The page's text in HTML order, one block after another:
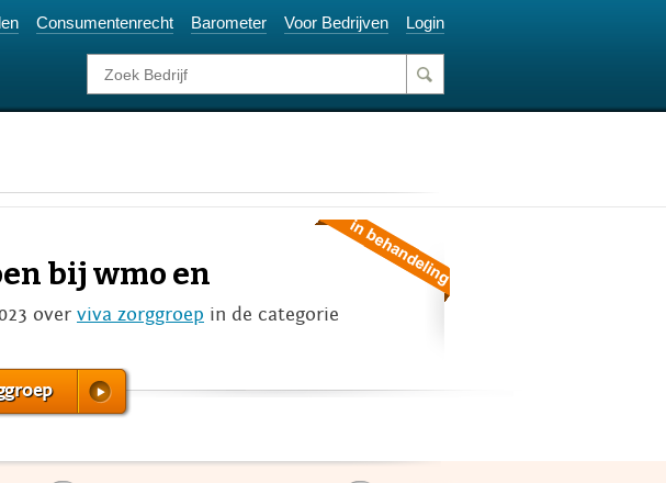
Consumentenrecht Barometer Voor Bedrijven Login
bij wmo en
over viva zorggroep in de categorie